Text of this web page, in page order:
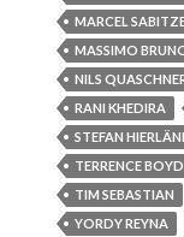
MARCEL
MASSIMO
NILS
RANI KHEDIRA
STEFAN
TERRENCE BOYD
TIM SEBASTIAN
YORDY REYNA